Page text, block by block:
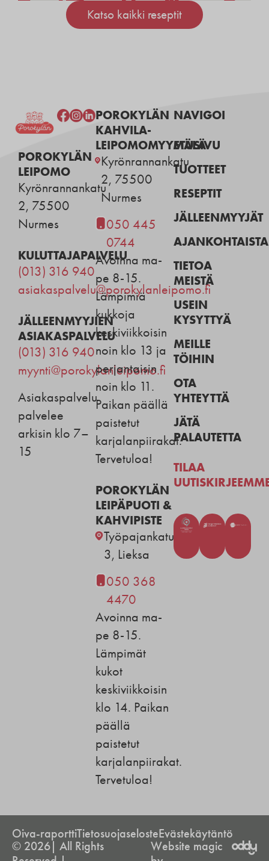
Katso kaikki reseptit
POROKYLÄN
LEIPOMO
Kyrönrannankatu
2, 75500
Nurmes
KULUTTAJAPALVELU
(013) 316 940
asiakaspalvelu@porokylanleipomo.fi
JÄLLEENMYYJIEN
ASIAKASPALVELU
(013) 316 940
myynti@porokylanleipomo.fi
Asiakaspalvelu
palvelee
arkisin klo 7–
15
POROKYLÄN
KAHVILA-
LEIPOMOMYYMÄLÄ
Kyrönrannankatu
2, 75500
Nurmes
050 445
0744
Avoinna ma-
pe 8-15.
Lämpimiä
kukkoja
keskiviikkoisin
noin klo 13 ja
perjantaisin
noin klo 11.
Paikan päällä
paistetut
karjalanpiirakat.
Tervetuloa!
POROKYLÄN
LEIPÄPUOTI &
KAHVIPISTE
Työpajankatu
3, Lieksa
050 368
4470
Avoinna ma-
pe 8-15.
Lämpimät
kukot
keskiviikkoisin
klo 14. Paikan
päällä
paistetut
karjalanpiirakat.
Tervetuloa!
NAVIGOI
ETUSIVU
TUOTTEET
RESEPTIT
JÄLLEENMYYJÄT
AJANKOHTAISTA
TIETOA
MEISTÄ
USEIN
KYSYTTYÄ
MEILLE
TÖIHIN
OTA
YHTEYTTÄ
JÄTÄ
PALAUTETTA
TILAA
Oiva-raporttiTietosuojaselosteEvästekäytäntö
© 2026| All Rights
Website magic